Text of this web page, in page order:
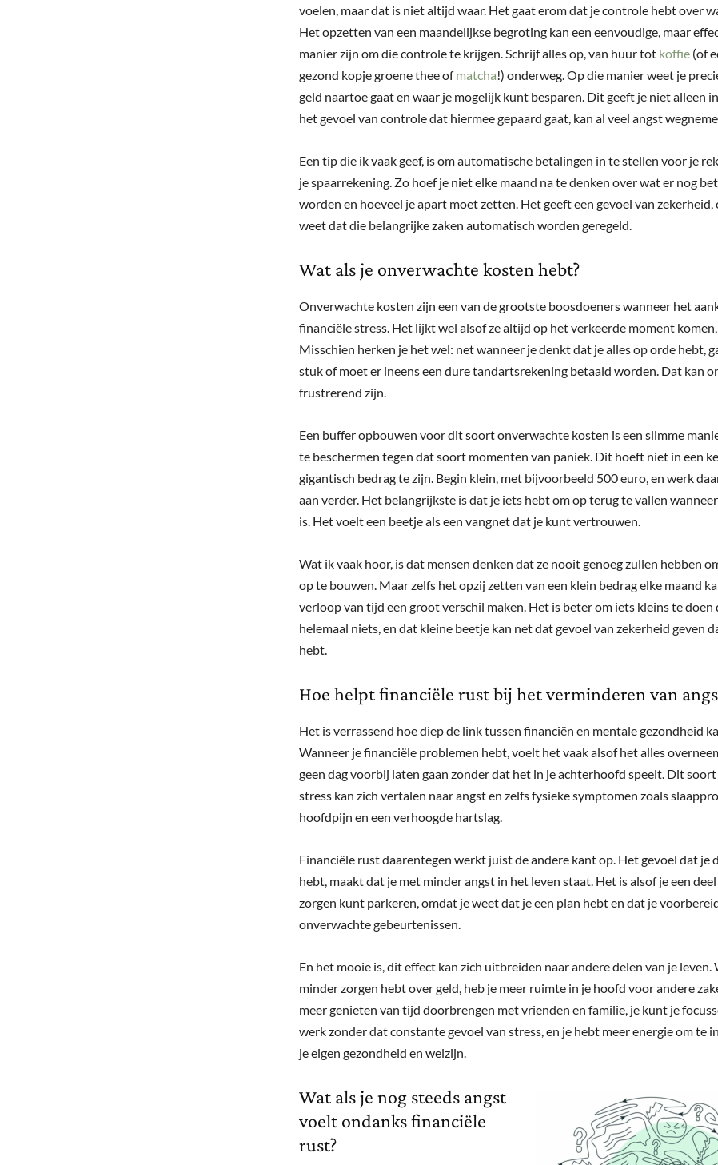
voelen, maar dat is niet altijd waar. Het gaat erom dat je controle hebt over
Het opzetten van een maandelijkse begroting kan een eenvoudige, maar
manier zijn om die controle te krijgen. Schrijf alles op, van huur tot koffie (of
gezond kopje groene thee ofmatcha!) onderweg. Op die manier weet je
geld naartoe gaat en waar je mogelijk kunt besparen. Dit geeft je niet alleen
het gevoel van controle dat hiermee gepaard gaat, kan al veel angst
Een tip die ik vaak geef, is om automatische betalingen in te stellen voor je
je spaarrekening. Zo hoef je niet elke maand na te denken over wat er nog
worden en hoeveel je apart moet zetten. Het geeft een gevoel van zekerheid,
weet dat die belangrijke zaken automatisch worden geregeld.
Wat als je onverwachte kosten hebt?
Onverwachte kosten zijn een van de grootste boosdoeners wanneer het
financiële stress. Het lijkt wel alsof ze altijd op het verkeerde moment
Misschien herken je het wel: net wanneer je denkt dat je alles op orde hebt,
stuk of moet er ineens een dure tandartsrekening betaald worden. Dat kan
frustrerend zijn.
Een buffer opbouwen voor dit soort onverwachte kosten is een slimme
te beschermen tegen dat soort momenten van paniek. Dit hoeft niet in een
gigantisch bedrag te zijn. Begin klein, met bijvoorbeeld 500 euro, en werk
aan verder. Het belangrijkste is dat je iets hebt om op terug te vallen
is. Het voelt een beetje als een vangnet dat je kunt vertrouwen.
Wat ik vaak hoor, is dat mensen denken dat ze nooit genoeg zullen hebben
op te bouwen. Maar zelfs het opzij zetten van een klein bedrag elke maand
verloop van tijd een groot verschil maken. Het is beter om iets kleins te doen
helemaal niets, en dat kleine beetje kan net dat gevoel van zekerheid geven
hebt.
Hoe helpt financiële rust bij het verminderen van
Het is verrassend hoe diep de link tussen financiën en mentale gezondheid
Wanneer je financiële problemen hebt, voelt het vaak alsof het alles
geen dag voorbij laten gaan zonder dat het in je achterhoofd speelt. Dit
stress kan zich vertalen naar angst en zelfs fysieke symptomen zoals
hoofdpijn en een verhoogde hartslag.
Financiële rust daarentegen werkt juist de andere kant op. Het gevoel dat je
hebt, maakt dat je met minder angst in het leven staat. Het is alsof je een
zorgen kunt parkeren, omdat je weet dat je een plan hebt en dat je
onverwachte gebeurtenissen.
En het mooie is, dit effect kan zich uitbreiden naar andere delen van je leven.
minder zorgen hebt over geld, heb je meer ruimte in je hoofd voor andere
meer genieten van tijd doorbrengen met vrienden en familie, je kunt je
werk zonder dat constante gevoel van stress, en je hebt meer energie om te
je eigen gezondheid en welzijn.
Wat als je nog steeds angst
voelt ondanks financiële
rust?